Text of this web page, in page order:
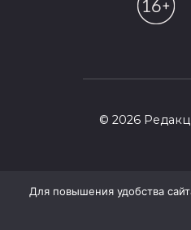
© 2026
Для повышения удобства